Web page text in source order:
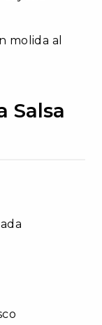
molida al
Salsa